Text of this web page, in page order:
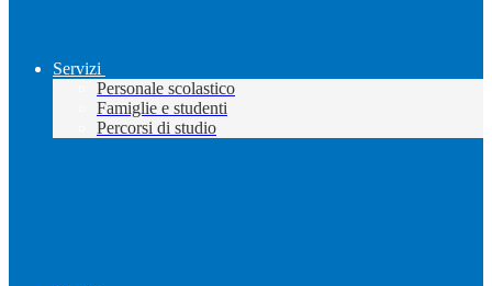
Servizi
Personale scolastico
Famiglie e studenti
Percorsi di studio